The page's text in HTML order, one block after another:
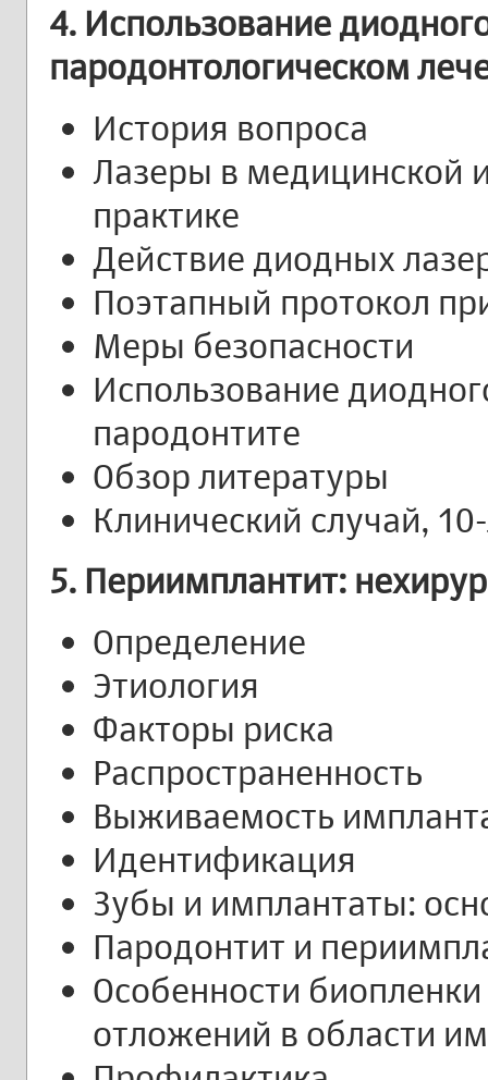
4. Использование
пародонтологическом
История вопроса
Лазеры в медицинской
практике
Действие диодных
Поэтапный протокол
Меры безопасности
Использование
пародонтите
Обзор литературы
Клинический случай,
5. Периимплантит:
Определение
Этиология
Факторы риска
Распространенность
Выживаемость
Идентификация
Зубы и имплантаты:
Пародонтит и
Особенности
отложений в области